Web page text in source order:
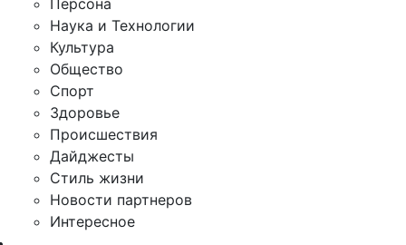
Персона
Наука и Технологии
Культура
Общество
Спорт
Здоровье
Происшествия
Дайджесты
Стиль жизни
Новости партнеров
Интересное